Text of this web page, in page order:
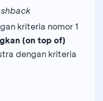
Polis baru
yang dibeli
kriteria nomor 1
(on top of)
dengan kriteria